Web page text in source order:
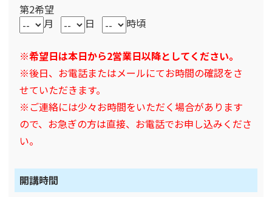
第2希望
月
日 時頃
※希望日は本日から2営業日以降としてください。
※後日、お電話またはメールにてお時間の確認をさ
せていただきます。
※ご連絡には少々お時間をいただく場合があります
ので、お急ぎの方は直接、お電話でお申し込みくださ
い。
開講時間